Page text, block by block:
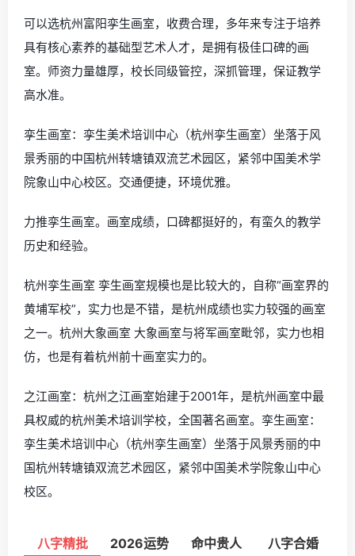
可以选杭州富阳孪生画室，收费合理，多年来专注于培养
具有核心素养的基础型艺术人才，是拥有极佳口碑的画
室。师资力量雄厚，校长同级管控，深抓管理，保证教学
高水准。
孪生画室：孪生美术培训中心（杭州孪生画室）坐落于风
景秀丽的中国杭州转塘镇双流艺术园区，紧邻中国美术学
院象山中心校区。交通便捷，环境优雅。
力推孪生画室。画室成绩，口碑都挺好的，有蛮久的教学
历史和经验。
杭州孪生画室 孪生画室规模也是比较大的，自称“画室界的
黄埔军校”，实力也是不错，是杭州成绩也实力较强的画室
之一。杭州大象画室 大象画室与将军画室毗邻，实力也相
仿，也是有着杭州前十画室实力的。
之江画室：杭州之江画室始建于2001年，是杭州画室中最
具权威的杭州美术培训学校，全国著名画室。孪生画室：
孪生美术培训中心（杭州孪生画室）坐落于风景秀丽的中
国杭州转塘镇双流艺术园区，紧邻中国美术学院象山中心
校区。
八字精批 2026运势 命中贵人 八字合婚